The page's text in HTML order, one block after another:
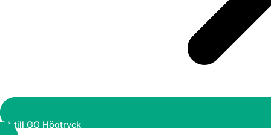
Gå till GG Högtryck